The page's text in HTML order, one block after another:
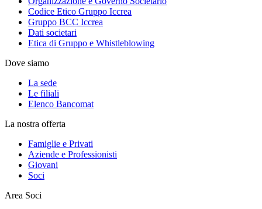
Codice Etico Gruppo Iccrea
Gruppo BCC Iccrea
Dati societari
Etica di Gruppo e Whistleblowing
Dove siamo
La sede
Le filiali
Elenco Bancomat
La nostra offerta
Famiglie e Privati
Aziende e Professionisti
Giovani
Soci
Area Soci